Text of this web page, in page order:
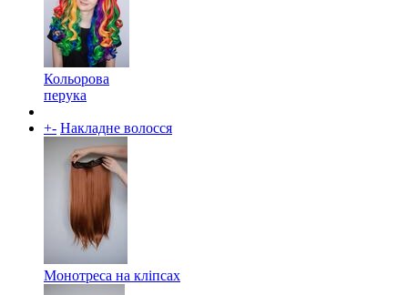
Кольорова
перука
+- Накладне волосся
Монотреса на кліпсах